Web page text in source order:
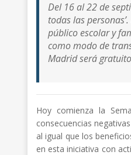
Del 16 al 22 de
todas las
público escolar y
como modo de
Madrid será
Hoy comienza la
consecuencias
al igual que los
en esta iniciativa con